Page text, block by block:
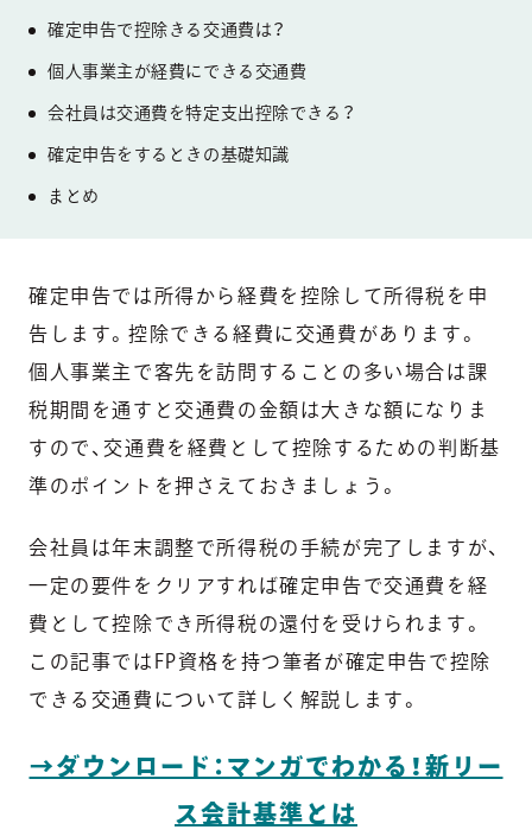
確定申告で控除きる交通費は？
個人事業主が経費にできる交通費
会社員は交通費を特定支出控除できる？
確定申告をするときの基礎知識
まとめ
確定申告では所得から経費を控除して所得税を申
告します。控除できる経費に交通費があります。
個人事業主で客先を訪問することの多い場合は課
税期間を通すと交通費の金額は大きな額になりま
すので、交通費を経費として控除するための判断基
準のポイントを押さえておきましょう。
会社員は年末調整で所得税の手続が完了しますが、
一定の要件をクリアすれば確定申告で交通費を経
費として控除でき所得税の還付を受けられます。
この記事ではFP資格を持つ筆者が確定申告で控除
できる交通費について詳しく解説します。
→ダウンロード：マンガでわかる！新リー
ス会計基準とは